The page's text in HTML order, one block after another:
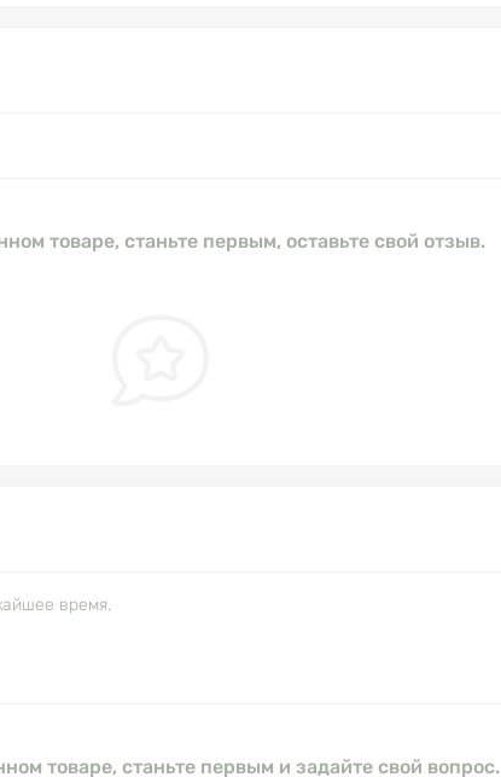
товаре, станьте первым, оставьте свой отзыв.
время.
товаре, станьте первым и задайте свой вопрос.